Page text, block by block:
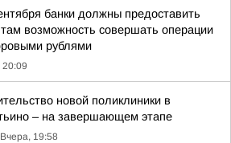
банки должны предоставить
возможность совершать операции
рублями
20:09
новой поликлиники в
– на завершающем этапе
Вчера, 19:58